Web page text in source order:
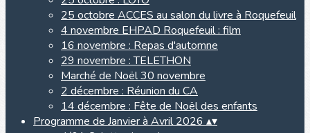
25 octobre ACCES au salon du livre à Roquefeuil
4 novembre EHPAD Roquefeuil : film
16 novembre : Repas d'automne
29 novembre : TELETHON
Marché de Noël 30 novembre
2 décembre : Réunion du CA
14 décembre : Fête de Noël des enfants
Programme de Janvier à Avril 2026 ▴▾